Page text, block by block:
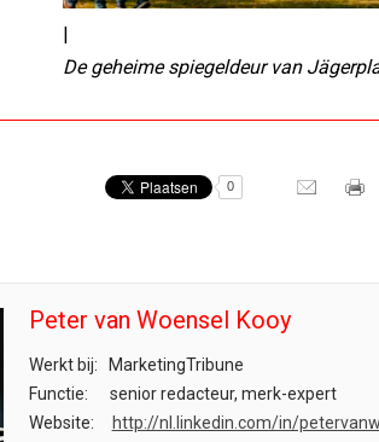
|
De geheime spiegeldeur van
0
Peter van Woensel Kooy
Werkt bij:
MarketingTribune
Functie:
senior redacteur, merk-expert
Website:
http://nl.linkedin.com/in/